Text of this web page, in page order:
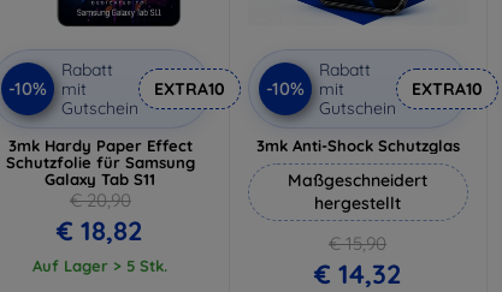
-10%
Rabatt
mit
Gutschein
EXTRA10
3mk Hardy Paper Effect
Schutzfolie für Samsung
Galaxy Tab S11
€ 20,90
€ 18,82
Auf Lager > 5 Stk.
-10%
Rabatt
mit
Gutschein
EXTRA10
3mk Anti-Shock Schutzglas
Maßgeschneidert
hergestellt
€ 15,90
€ 14,32